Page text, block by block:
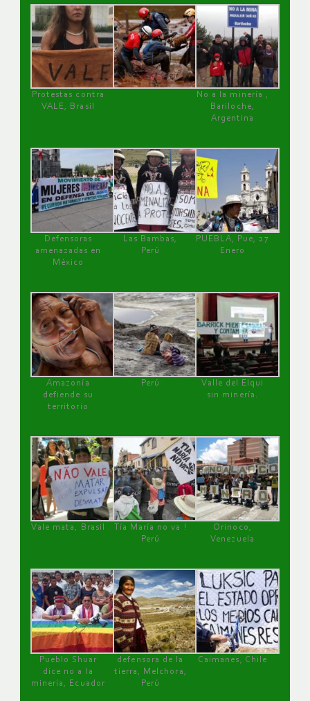
Protestas contra
VALE, Brasil
No a la minería ,
Bariloche,
Argentina
Defensoras
amenazadas en
México
Las Bambas,
Perú
PUEBLA, Pue, 27
Enero
Amazonía
defiende su
territorio
Perú
Valle del Elqui
sin minería.
Vale mata, Brasil
Tía María no va !
Perú
Orinoco,
Venezuela
Pueblo Shuar
dice no a la
minería, Ecuador
defensora de la
tierra, Melchora,
Perú
Caimanes, Chile